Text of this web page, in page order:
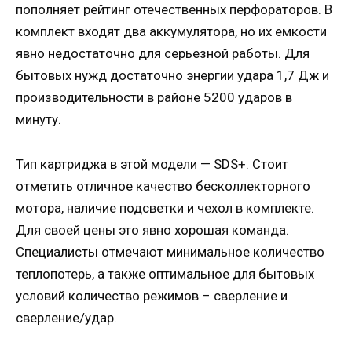
пополняет рейтинг отечественных перфораторов. В
комплект входят два аккумулятора, но их емкости
явно недостаточно для серьезной работы. Для
бытовых нужд достаточно энергии удара 1,7 Дж и
производительности в районе 5200 ударов в
минуту.
Тип картриджа в этой модели — SDS+. Стоит
отметить отличное качество бесколлекторного
мотора, наличие подсветки и чехол в комплекте.
Для своей цены это явно хорошая команда.
Специалисты отмечают минимальное количество
теплопотерь, а также оптимальное для бытовых
условий количество режимов – сверление и
сверление/удар.